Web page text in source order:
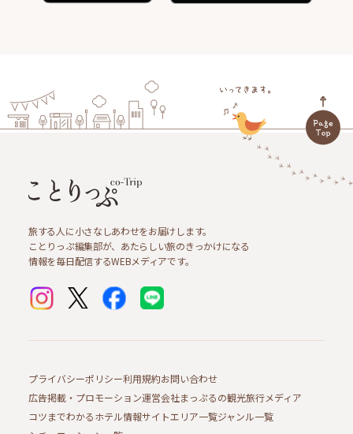
旅する人に小さなしあわせをお届けします。
ことりっぷ編集部が、あたらしい旅のきっかけになる
情報を毎日配信するWEBメディアです。
プライバシーポリシー利用規約お問い合わせ
広告掲載・プロモーション運営会社まっぷるの観光旅行メディア
コツまでわかるホテル情報サイトエリア一覧ジャンル一覧